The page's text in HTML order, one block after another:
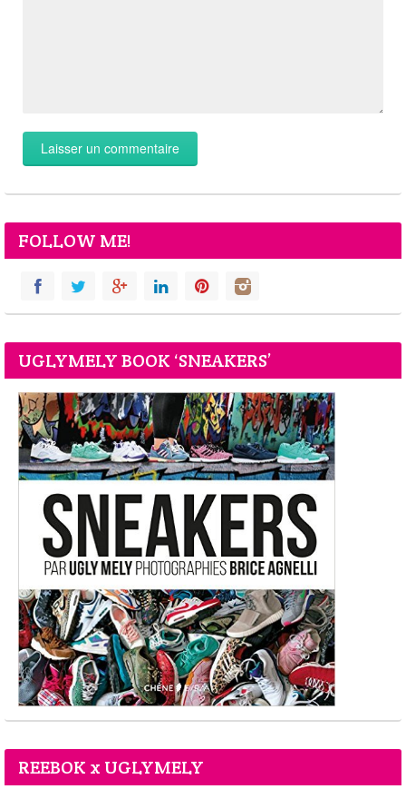
FOLLOW ME!
UGLYMELY BOOK ‘SNEAKERS’
REEBOK x UGLYMELY